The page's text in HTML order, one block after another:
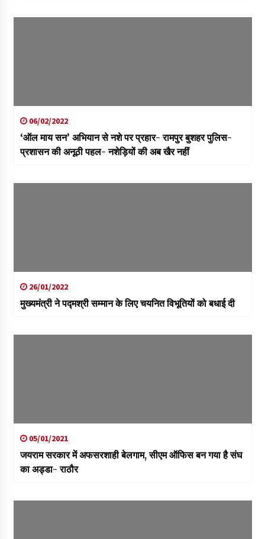
06/02/2022
‘ऑल माय सन’ अभियान से नशे पर प्रहार- रामपुर बुशहर पुलिस-
प्रशासन की अनूठी पहल- नशेड़ियों की अब खैर नहीं
26/01/2022
मुख्यमंत्री ने पद्मश्री सम्मान के लिए चयनित विभूतियों को बधाई दी
05/01/2021
जयराम सरकार में अफसरशाही बेलगाम, सीएम ऑफिस बन गया है संघ
का अड्डा- राठौर